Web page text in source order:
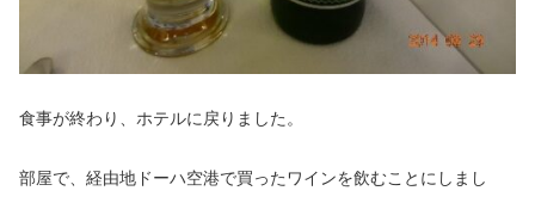
食事が終わり、ホテルに戻りました。
部屋で、経由地ドーハ空港で買ったワインを飲むことにしまし